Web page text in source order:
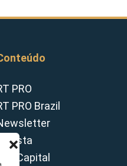
PRO
PRO Brazil
Revista
Tax Capital